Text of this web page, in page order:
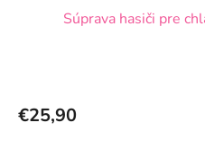
Súprava hasiči pre
€25,90